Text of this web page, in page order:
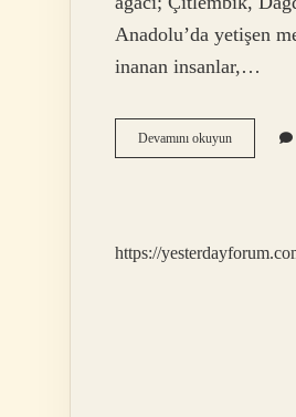
Anadolu’da yetişen
inanan insanlar,…
Devamını okuyunÇitlembik
Nazardan
https://